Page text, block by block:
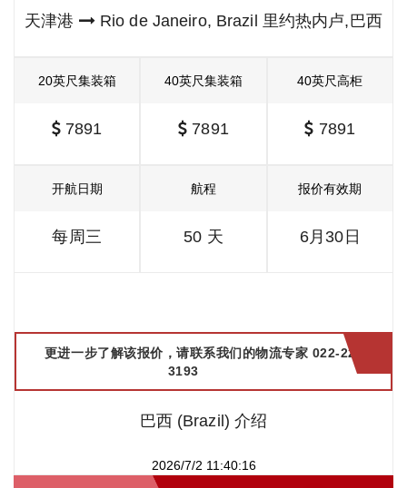
天津港 Rio de Janeiro, Brazil 里约热内卢,巴西
20英尺集装箱
7891
40英尺集装箱
7891
40英尺高柜
7891
开航日期
每周三
航程
50 天
报价有效期
6月30日
更进一步了解该报价，请联系我们的物流专家 022-2299
3193
巴西 (Brazil) 介绍
2026/7/2 11:40:16